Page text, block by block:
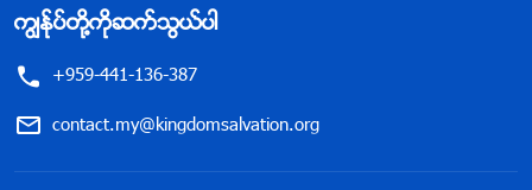
ကြၽန္ုပ္တို႔ကိုဆက္သြယ္ပါ
+959-441-136-387
contact.my@kingdomsalvation.org